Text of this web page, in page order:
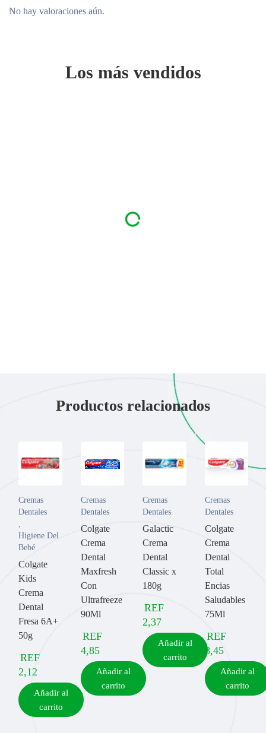
No hay valoraciones aún.
Los más vendidos
Productos relacionados
Cremas
Dentales
Higiene Del
Bebé
Colgate
Kids
Crema
Dental
Fresa 6A+
50g
REF
2,12
Añadir al
carrito
Cremas
Dentales
Colgate
Crema
Dental
Maxfresh
Con
Ultrafreeze
90Ml
REF
4,85
Añadir al
carrito
Cremas
Dentales
Galactic
Crema
Dental
Classic x
180g
REF
2,37
Añadir al
carrito
Cremas
Dentales
Colgate
Crema
Dental
Total
Encias
Saludables
75Ml
REF
8,45
Añadir al
carrito